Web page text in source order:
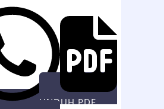
UNDUH PDF